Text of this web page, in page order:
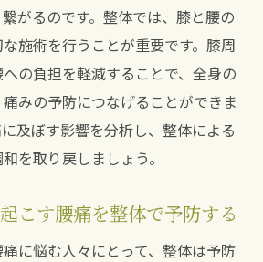
がるのです。整体では、膝と腰の
施術を行うことが重要です。膝周
の負担を軽減することで、全身の
みの予防につなげることができま
及ぼす影響を分析し、整体による
を取り戻しましょう。
こす腰痛を整体で予防する
に悩む人々にとって、整体は予防